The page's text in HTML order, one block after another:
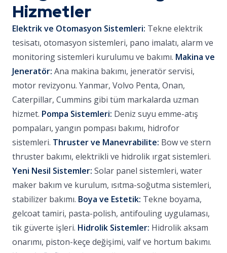
Hizmetler
Elektrik ve Otomasyon Sistemleri: Tekne elektrik
tesisatı, otomasyon sistemleri, pano imalatı, alarm ve
monitoring sistemleri kurulumu ve bakımı. Makina ve
Jeneratör: Ana makina bakımı, jeneratör servisi,
motor revizyonu. Yanmar, Volvo Penta, Onan,
Caterpillar, Cummins gibi tüm markalarda uzman
hizmet. Pompa Sistemleri: Deniz suyu emme-atış
pompaları, yangın pompası bakımı, hidrofor
sistemleri. Thruster ve Manevrabilite: Bow ve stern
thruster bakımı, elektrikli ve hidrolik ırgat sistemleri.
Yeni Nesil Sistemler: Solar panel sistemleri, water
maker bakım ve kurulum, ısıtma-soğutma sistemleri,
stabilizer bakımı. Boya ve Estetik: Tekne boyama,
gelcoat tamiri, pasta-polish, antifouling uygulaması,
tik güverte işleri. Hidrolik Sistemler: Hidrolik aksam
onarımı, piston-keçe değişimi, valf ve hortum bakımı.